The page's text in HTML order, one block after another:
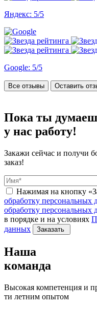
Яндекс: 5/5
Google: 5/5
Все отзывы Оставить
Пока ты
у нас работу!
Закажи сейчас и получи
заказ!
Нажимая на кнопку
обработку персональных
обработку
в порядке и на условиях
данных
Заказать
Наша
команда
Высокая компетенция и
ти летним опытом